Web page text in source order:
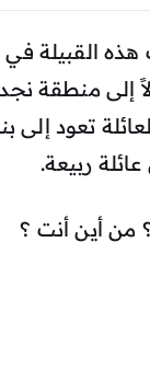
هذه القبيلة
إلى منطقة
تعود إلى
ربيعة.
من أين أنت ؟